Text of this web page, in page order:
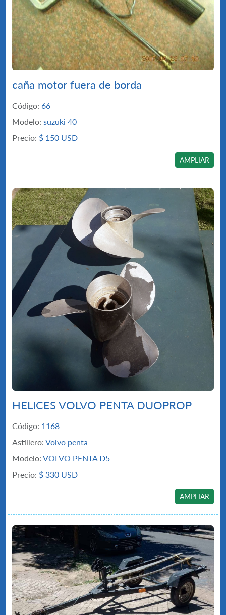
caña motor fuera de borda
Código: 66
Modelo: suzuki 40
Precio: $ 150 USD
AMPLIAR
HELICES VOLVO PENTA DUOPROP
Código: 1168
Astillero: Volvo penta
Modelo: VOLVO PENTA D5
Precio: $ 330 USD
AMPLIAR